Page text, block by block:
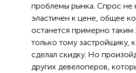
проблемы рынка. Спрос не
эластичен к цене, общее
останется примерно
только тому застройщику,
сделал скидку. Но
других девелоперов,